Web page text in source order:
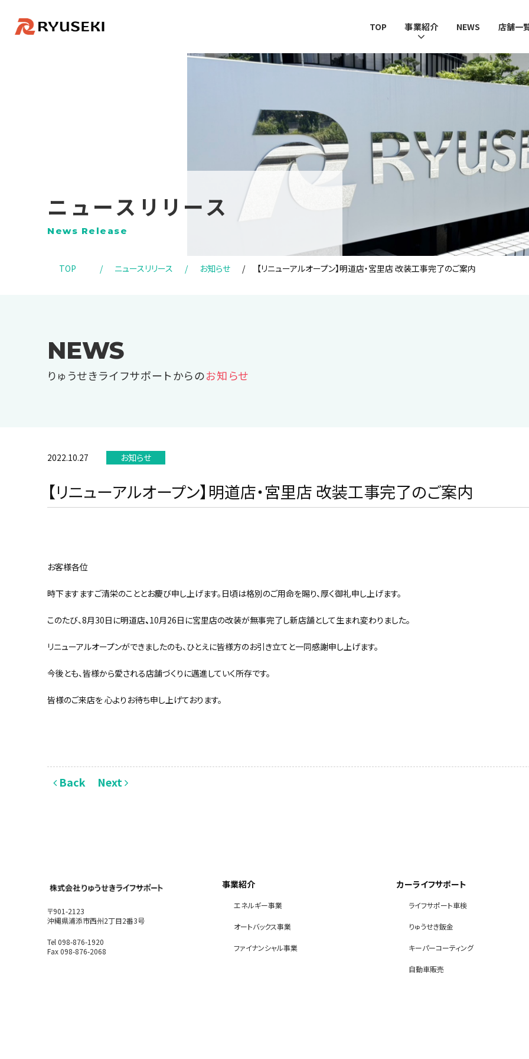
TOP 事業紹介 NEWS 店舗一
ニュースリリース
News Release
TOP / ニュースリリース / お知らせ / 【リニューアルオープン】明道店・宮里店 改装工事完了のご案内
NEWS
りゅうせきライフサポートからのお知らせ
2022.10.27 お知らせ
【リニューアルオープン】明道店・宮里店 改装工事完了のご案内
お客様各位
時下ますますご清栄のこととお慶び申し上げます。日頃は格別のご用命を賜り、厚く御礼申し上げます。
このたび、8月30日に明道店、10月26日に宮里店の改装が無事完了し新店舗として生まれ変わりました。
リニューアルオープンができましたのも、ひとえに皆様方のお引き立てと一同感謝申し上げます。
今後とも、皆様から愛される店舗づくりに邁進していく所存です。
皆様のご来店を 心よりお待ち申し上げております。
Back Next
〒901-2123
沖縄県浦添市西州2丁目2番3号
Tel 098-876-1920
Fax 098-876-2068
事業紹介
エネルギー事業
オートバックス事業
ファイナンシャル事業
カーライフサポート
ライフサポート車検
りゅうせき鈑金
キーパーコーティング
自動車販売